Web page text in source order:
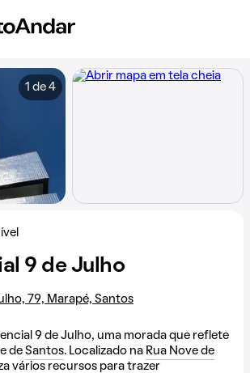
9 de Julho
79, Marapé, Santos
9 de Julho, uma morada que reflete
de Santos. Localizado na Rua Nove de
vários recursos para trazer
1 de 4